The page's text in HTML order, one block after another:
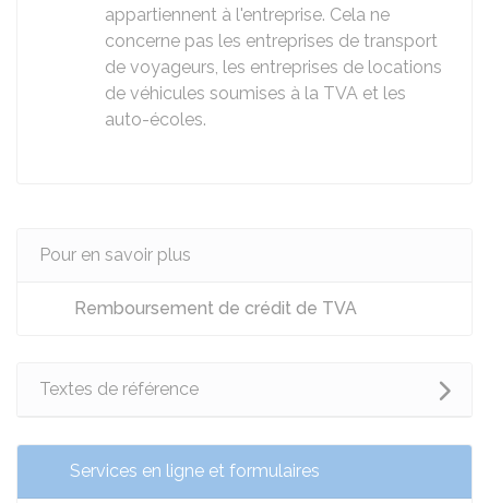
appartiennent à l'entreprise. Cela ne
concerne pas les entreprises de transport
de voyageurs, les entreprises de locations
de véhicules soumises à la TVA et les
auto-écoles.
Pour en savoir plus
Remboursement de crédit de TVA
Textes de référence
Services en ligne et formulaires